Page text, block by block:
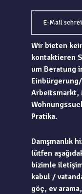
E-Mail
Wir bieten
kontaktieren
um Beratung
Arbeitsmarkt,
Pratika.
Danışmanlık
lütfen
bizimle
kabul /
göç, ev